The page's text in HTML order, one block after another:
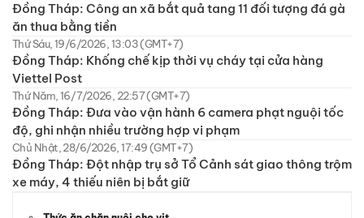
Đồng Tháp: Công an xã bắt quả tang 11 đối tượng đá gà
ăn thua bằng tiền
Thứ Sáu, 19/6/2026, 13:03 (GMT+7)
Đồng Tháp: Khống chế kịp thời vụ cháy tại cửa hàng
Viettel Post
Thứ Năm, 16/7/2026, 22:57 (GMT+7)
Đồng Tháp: Đưa vào vận hành 6 camera phạt nguội tốc
độ, ghi nhận nhiều trường hợp vi phạm
Chủ Nhật, 28/6/2026, 17:49 (GMT+7)
Đồng Tháp: Đột nhập trụ sở Tổ Cảnh sát giao thông trộm
xe máy, 4 thiếu niên bị bắt giữ